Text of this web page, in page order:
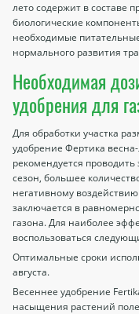
лето содержит в составе
биологические
необходимые
нормального развития
Необходимая
удобрения для
Для обработки участка
удобрение Фертика весна-
рекомендуется проводить
сезон, большее
негативному
заключается в
газона. Для наиболее
воспользоваться
Оптимальные сроки
августа.
Весеннее удобрение
насыщения растений